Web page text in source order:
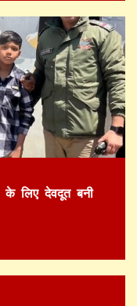
के लिए देवदूत बनी